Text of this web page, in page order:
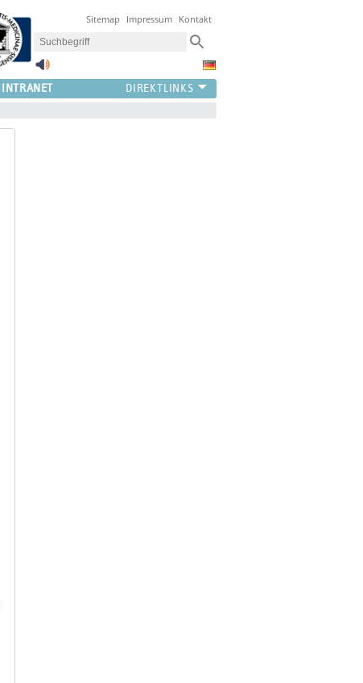
Sitemap Impressum Kontakt
INTRANET